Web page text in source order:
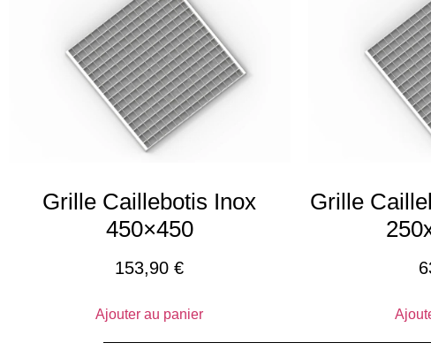
Grille Caillebotis Inox
450×450
153,90€
Ajouter au panier
Grille